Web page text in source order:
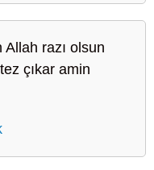
razı olsun
çıkar amin